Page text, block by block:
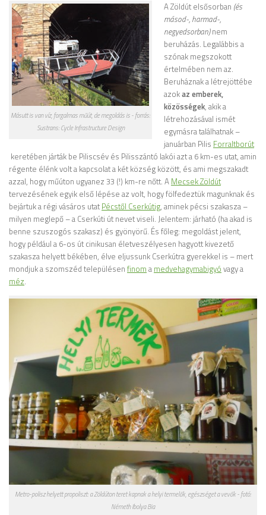
Másutt is van víz, forgalmas műút, de megoldás is - forrás:
Sustrans: Cycle Infrastructure Design
A Zöldút elsősorban (és
másod-, harmad-,
negyedsorban)nem
beruházás. Legalábbis a
szónak megszokott
értelmében nem az.
Beruháznak a létrejöttébe
azokaz emberek,
közösségek, akik a
létrehozásával ismét
egymásra találhatnak –
januárban Pilis Forraltborút
keretében járták be Piliscsév és Pilisszántó lakói azt a 6 km-es utat, amin
régente élénk volt a kapcsolat a két község között, és ami megszakadt
azzal, hogy műúton ugyanez 33 (!) km-re nőtt. A Mecsek Zöldút
tervezésének egyik első lépése az volt, hogy fölfedeztük magunknak és
bejártuk a régi vásáros utat Pécstől Cserkútig, aminek pécsi szakasza –
milyen meglepő – a Cserkúti út nevet viseli. Jelentem: járható (ha akad is
benne szuszogós szakasz) és gyönyörű. És főleg: megoldást jelent,
hogy például a 6-os út cinikusan életveszélyesen hagyott kivezető
szakasza helyett békében, élve eljussunk Cserkútra gyerekkel is – mert
mondjuk a szomszéd településen finom a medvehagymabigyó vagy a
méz.
Metro-polisz helyett propoliszt: a Zöldúton teret kapnak a helyi termelők, egészséget a vevők - fotó:
Németh Ibolya Bia